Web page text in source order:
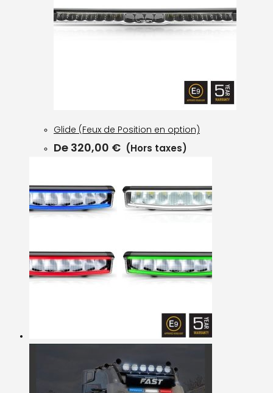
Glide (Feux de Position en option)
De 320,00 € (Hors taxes)